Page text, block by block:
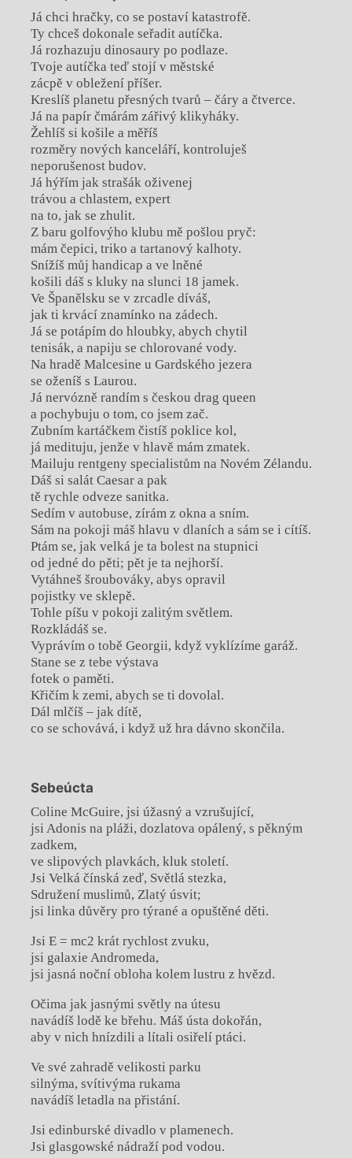
Já chci hračky, co se postaví katastrofě.
Ty chceš dokonale seřadit autíčka.
Já rozhazuju dinosaury po podlaze.
Tvoje autíčka teď stojí v městské
zácpě v obležení příšer.
Kreslíš planetu přesných tvarů – čáry a čtverce.
Já na papír čmárám zářivý klikyháky.
Žehlíš si košile a měříš
rozměry nových kanceláří, kontroluješ
neporušenost budov.
Já hýřím jak strašák oživenej
trávou a chlastem, expert
na to, jak se zhulit.
Z baru golfovýho klubu mě pošlou pryč:
mám čepici, triko a tartanový kalhoty.
Snížíš můj handicap a ve lněné
košili dáš s kluky na slunci 18 jamek.
Ve Španělsku se v zrcadle díváš,
jak ti krvácí znamínko na zádech.
Já se potápím do hloubky, abych chytil
tenisák, a napiju se chlorované vody.
Na hradě Malcesine u Gardského jezera
se oženíš s Laurou.
Já nervózně randím s českou drag queen
a pochybuju o tom, co jsem zač.
Zubním kartáčkem čistíš poklice kol,
já medituju, jenže v hlavě mám zmatek.
Mailuju rentgeny specialistům na Novém Zélandu.
Dáš si salát Caesar a pak
tě rychle odveze sanitka.
Sedím v autobuse, zírám z okna a sním.
Sám na pokoji máš hlavu v dlaních a sám se i cítíš.
Ptám se, jak velká je ta bolest na stupnici
od jedné do pěti; pět je ta nejhorší.
Vytáhneš šroubováky, abys opravil
pojistky ve sklepě.
Tohle píšu v pokoji zalitým světlem.
Rozkládáš se.
Vyprávím o tobě Georgii, když vyklízíme garáž.
Stane se z tebe výstava
fotek o paměti.
Křičím k zemi, abych se ti dovolal.
Dál mlčíš – jak dítě,
co se schovává, i když už hra dávno skončila.
Sebeúcta
Coline McGuire, jsi úžasný a vzrušující,
jsi Adonis na pláži, dozlatova opálený, s pěkným
zadkem,
ve slipových plavkách, kluk století.
Jsi Velká čínská zeď, Světlá stezka,
Sdružení muslimů, Zlatý úsvit;
jsi linka důvěry pro týrané a opuštěné děti.
Jsi E = mc2 krát rychlost zvuku,
jsi galaxie Andromeda,
jsi jasná noční obloha kolem lustru z hvězd.
Očima jak jasnými světly na útesu
navádíš lodě ke břehu. Máš ústa dokořán,
aby v nich hnízdili a lítali osiřelí ptáci.
Ve své zahradě velikosti parku
silnýma, svítivýma rukama
navádíš letadla na přistání.
Jsi edinburské divadlo v plamenech.
Jsi glasgowské nádraží pod vodou.